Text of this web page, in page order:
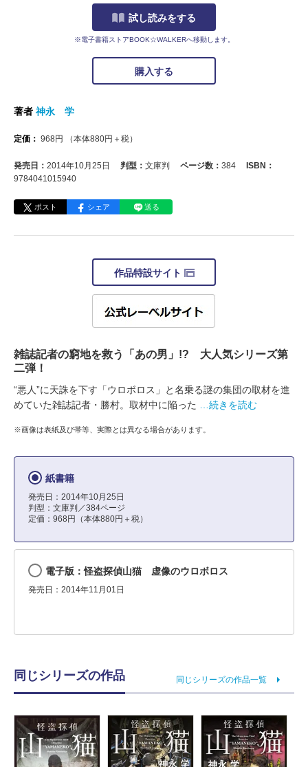
試し読みをする
※電子書籍ストアBOOK☆WALKERへ移動します。
購入する
著者 神永 学
定価： 968円 （本体880円＋税）
発売日： 2014年10月25日 判型： 文庫判 ページ数： 384
ISBN：
9784041015940
ポスト シェア 送る
作品特設サイト
雑誌記者の窮地を救う「あの男」!? 大人気シリーズ第
二弾！
“悪人”に天誅を下す「ウロボロス」と名乗る謎の集団の取材を進
めていた雑誌記者・勝村。取材中に陥った
…続きを読む
※画像は表紙及び帯等、実際とは異なる場合があります。
紙書籍
発売日：2014年10月25日
判型：文庫判／384ページ
定価：968円（本体880円＋税）
電子版：怪盗探偵山猫 虚像のウロボロス
発売日：2014年11月01日
同じシリーズの作品 同じシリーズの作品一覧